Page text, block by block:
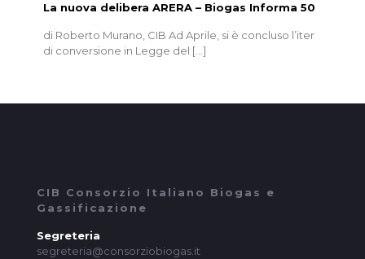
La nuova delibera ARERA – Biogas Informa 50
di Roberto Murano, CIB Ad Aprile, si è concluso l’iter
di conversione in Legge del […]
CIB Consorzio Italiano Biogas e
Gassificazione
Segreteria
segreteria@consorziobiogas.it